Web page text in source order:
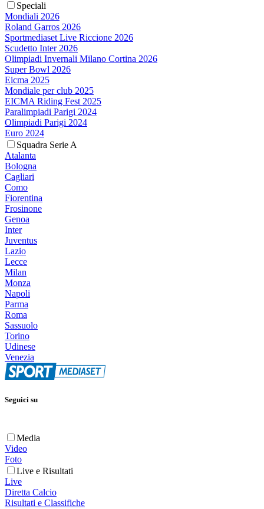
Speciali
Mondiali 2026
Roland Garros 2026
Sportmediaset Live Riccione 2026
Scudetto Inter 2026
Olimpiadi Invernali Milano Cortina 2026
Super Bowl 2026
Eicma 2025
Mondiale per club 2025
EICMA Riding Fest 2025
Paralimpiadi Parigi 2024
Olimpiadi Parigi 2024
Euro 2024
Squadra Serie A
Atalanta
Bologna
Cagliari
Como
Fiorentina
Frosinone
Genoa
Inter
Juventus
Lazio
Lecce
Milan
Monza
Napoli
Parma
Roma
Sassuolo
Torino
Udinese
Venezia
Seguici su
Media
Video
Foto
Live e Risultati
Live
Diretta Calcio
Risultati e Classifiche